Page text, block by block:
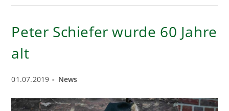
–
SCHRITTE
IM
Peter Schiefer wurde 60 Jahre
alt
Beitrag
01.07.2019
Beitrags-
News